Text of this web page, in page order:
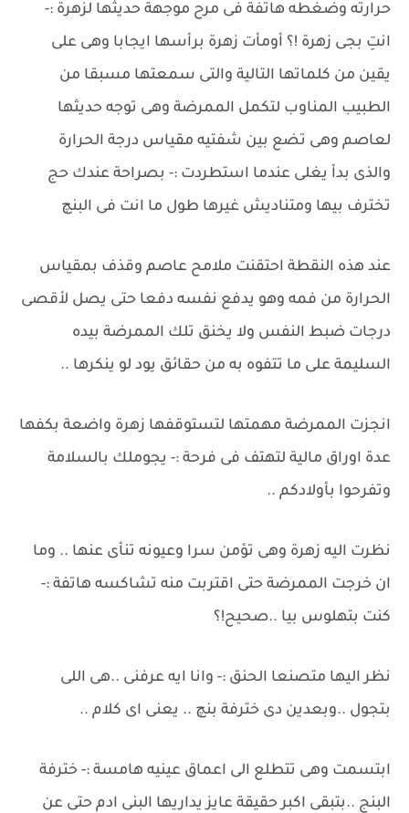
حرارته وضغطه هاتفة فى مرح موجهة حديثها لزهرة :-
انتِ بجى زهرة !؟ أومأت زهرة برأسها ايجابا وهى على
يقين من كلماتها التالية والتى سمعتها مسبقا من
الطبيب المناوب لتكمل الممرضة وهى توجه حديثها
لعاصم وهى تضع بين شفتيه مقياس درجة الحرارة
والذى بدأ يغلى عندما استطردت :- بصراحة عندك حج
تخترف بيها ومتناديش غيرها طول ما انت فى البنچ
عند هذه النقطة احتقنت ملامح عاصم وقذف بمقياس
الحرارة من فمه وهو يدفع نفسه دفعا حتى يصل لأقصى
درجات ضبط النفس ولا يخنق تلك الممرضة بيده
السليمة على ما تتفوه به من حقائق يود لو ينكرها ..
انجزت الممرضة مهمتها لتستوقفها زهرة واضعة بكفها
عدة اوراق مالية لتهتف فى فرحة :- يجوملك بالسلامة
وتفرحوا بأولادكم ..
نظرت اليه زهرة وهى تؤمن سرا وعيونه تنأى عنها .. وما
ان خرجت الممرضة حتى اقتربت منه تشاكسه هاتفة :-
كنت بتهلوس بيا ..صحيح!؟
نظر اليها متصنعا الحنق :- وانا ايه عرفنى ..هى اللى
بتجول ..وبعدين دى خترفة بنچ .. يعنى اى كلام ..
ابتسمت وهى تتطلع الى اعماق عينيه هامسة :- خترفة
البنج ..بتبقى اكبر حقيقة عايز يداريها البنى ادم حتى عن